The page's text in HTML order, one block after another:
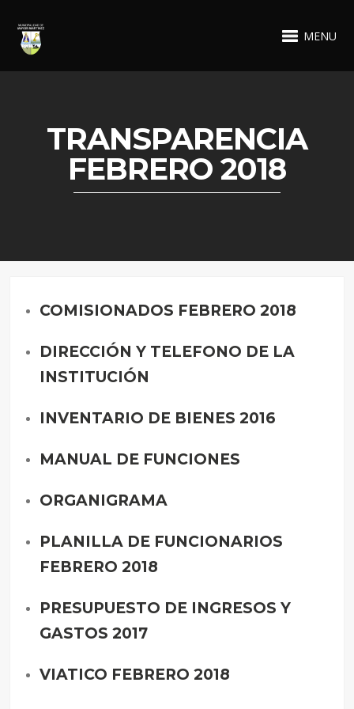
MENU
TRANSPARENCIA
FEBRERO 2018
COMISIONADOS FEBRERO 2018
DIRECCIÓN Y TELEFONO DE LA
INSTITUCIÓN
INVENTARIO DE BIENES 2016
MANUAL DE FUNCIONES
ORGANIGRAMA
PLANILLA DE FUNCIONARIOS
FEBRERO 2018
PRESUPUESTO DE INGRESOS Y
GASTOS 2017
VIATICO FEBRERO 2018